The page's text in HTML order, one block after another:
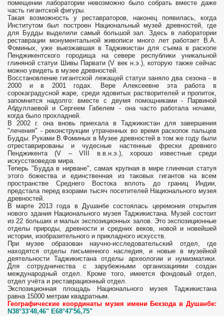
помещении лаборатории невозможно было собрать вместе даже
часть гигантской фигуры.
Такая возможность у реставраторов, наконец появилась, когда
Институтом был построен Национальный музей древностей, где
для Будды выделили самый большой зал. Здесь в лаборатории
реставрации монументальной живописи много лет работает В.А.
Фоминых, уже выезжавшая в Таджикистан для съема в раскопе
Пенджикентского городища на севере республики уникальной
глиняной статуи Шивы Парвати (V век н.э.), которую также сейчас
можно увидеть в музее древностей.
Восстановление гигантской лежащей статуи заняло два сезона - в
2000 и в 2001 годах. Вере Алексеевне эта работа в
сорокаградусной жаре, среди ядовитых растворителей и пропиток,
запомнится надолго: вместе с двумя помощниками - Парвиной
Абдуллаевой и Сергеем Габелем - она часто работала ночами,
когда было прохладней.
В 2002 г. она вновь приехала в Таджикистан для завершения
"лечения" - реконструкции утраченных во время раскопок пальцев
Будды. Руками В.Фоминых в Музее древностей в том же году были
отреставрированы и чудесные настенные фрески древнего
Пенджикента (V – VIII в.в.н.э.), хорошо известные среди
искусствоведов мира.
Теперь "Будда в нирване", самая крупная в мире глиняная статуя
этого божества и единственная из таковых гигантов на всем
пространстве Среднего Востока вплоть до границ Индии,
предстала перед взорами тысяч посетителей Национального музея
древностей.
В марте 2013 года в Душанбе состоялась церемония открытия
нового здания Национального музея Таджикистана. Музей состоит
из 22 больших и малых экспозиционных залов. Это экспозиционные
отделы природы, древности и средних веков, новой и новейшей
истории, изобразительного и прикладного искусств.
При музее образован научно-исследовательский отдел, где
находятся отделы письменного наследия, и новые в музейной
деятельности Таджикистана отделы археологии и нумизматики.
Для сотрудничества с зарубежными организациями создан
международный отдел. Кроме того, имеется фондовый отдел,
отдел учёта и реставрационный отдел.
Экспозиционная площадь Национального музея Таджикистана
равна 15000 метрам квадратным.
Географические координаты музея имени Бехзода в Душанбе:
N38°33'48,46" E68°47'56,75"